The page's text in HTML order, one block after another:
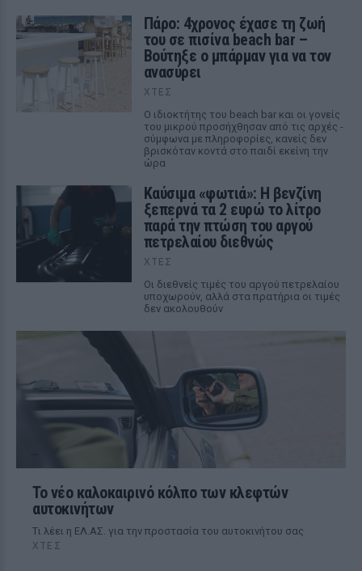
Πάρο: 4χρονος έχασε τη ζωή
του σε πισίνα beach bar –
Βούτηξε ο μπάρμαν για να τον
ανασύρει
ΧΤΕΣ
Ο ιδιοκτήτης του beach bar και οι γονείς
του μικρού προσήχθησαν από τις αρχές -
σύμφωνα με πληροφορίες, κανείς δεν
βρισκόταν κοντά στο παιδί εκείνη την
ώρα
Καύσιμα «φωτιά»: Η βενζίνη
ξεπερνά τα 2 ευρώ το λίτρο
παρά την πτώση του αργού
πετρελαίου διεθνώς
ΧΤΕΣ
Οι διεθνείς τιμές του αργού πετρελαίου
υποχωρούν, αλλά στα πρατήρια οι τιμές
δεν ακολουθούν
Το νέο καλοκαιρινό κόλπο των κλεφτών
αυτοκινήτων
Tι λέει η ΕΛ.ΑΣ. για την προστασία του αυτοκινήτου σας
ΧΤΕΣ